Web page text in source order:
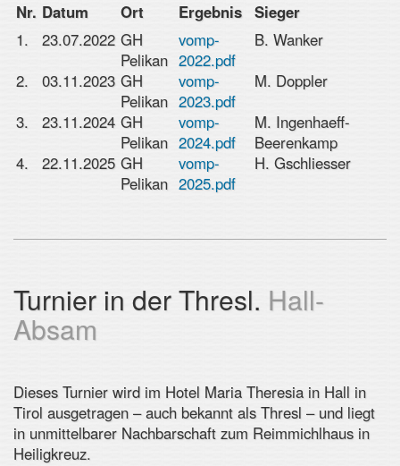
Nr. Datum Ort Ergebnis Sieger
1.
23.07.2022 GH
Pelikan
vomp-
2022.pdf
B. Wanker
2.
03.11.2023 GH
Pelikan
vomp-
2023.pdf
M. Doppler
3.
23.11.2024 GH
Pelikan
vomp-
2024.pdf
M. Ingenhaeff-
Beerenkamp
4.
22.11.2025 GH
Pelikan
vomp-
2025.pdf
H. Gschliesser
Turnier in der Thresl. Hall-
Absam
Dieses Turnier wird im Hotel Maria Theresia in Hall in
Tirol ausgetragen – auch bekannt als Thresl – und liegt
in unmittelbarer Nachbarschaft zum Reimmichlhaus in
Heiligkreuz.